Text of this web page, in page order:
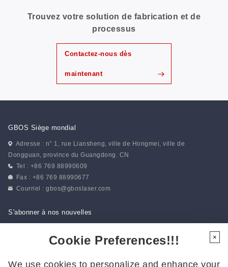
Trouvez votre solution de fabrication et de
processus
Contactez-nous dès
maintenant
GBOS Siège mondial
Adresse : n° 1, rue Liansheng, ville de Hongmei, ville de
Dongguan, province du Guangdong. CN
Tel : +86 769 88990609
Fax : +86 769 88990677
Courriel :gbos@gboslaser.com
S'abonner à nos nouvelles
Cookie Preferences!!!
We use cookies to personalize and enhance your
×